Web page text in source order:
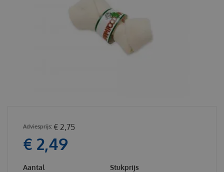
€ 2,75
€ 2,49
Aantal
Stukprijs